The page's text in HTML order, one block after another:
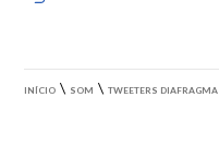
INÍCIO \ SOM \ TWEETERS DIAFRAGMA